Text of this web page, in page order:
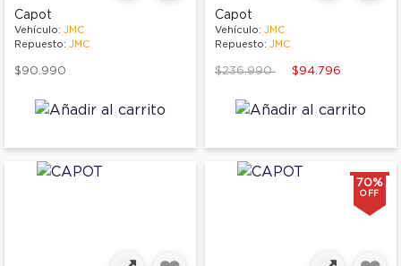
Capot
Vehículo: JMC
Repuesto: JMC
$90.990
Capot
Vehículo: JMC
Repuesto: JMC
Price reduced from
$236.990to $94.796
70%
OFF